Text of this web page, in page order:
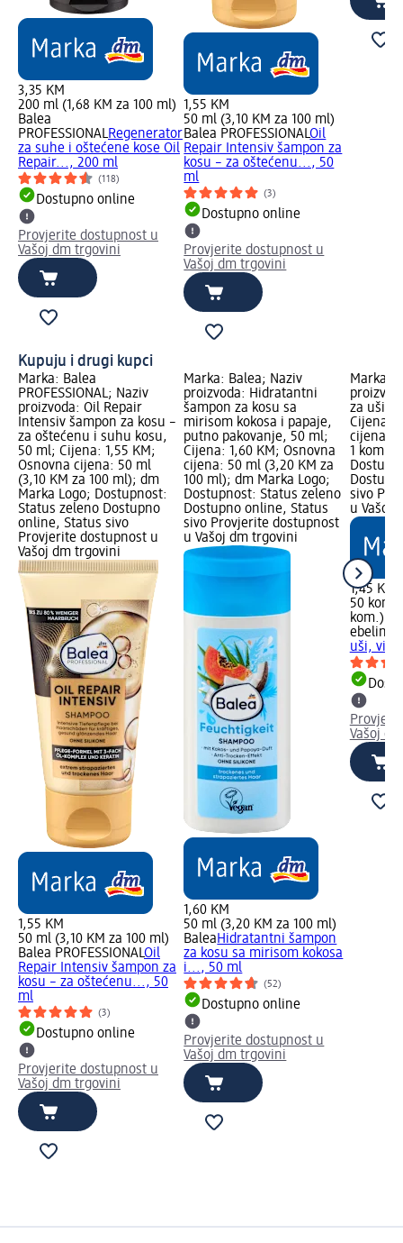
3,35 KM
200 ml (1,68 KM za 100 ml)
Balea
PROFESSIONALRegenerator
za suhe i oštećene kose Oil
Repair..., 200 ml
(118)
Dostupno online
Provjerite dostupnost u
Vašoj dm trgovini
1,55 KM
50 ml (3,10 KM za 100 ml)
Balea PROFESSIONALOil
Repair Intensiv šampon za
kosu – za oštećenu..., 50
ml
(3)
Dostupno online
Provjerite dostupnost u
Vašoj dm trgovini
Kupuju i drugi kupci
Marka: Balea
PROFESSIONAL; Naziv
proizvoda: Oil Repair
Intensiv šampon za kosu –
za oštećenu i suhu kosu,
50 ml; Cijena: 1,55 KM;
Osnovna cijena: 50 ml
(3,10 KM za 100 ml); dm
Marka Logo; Dostupnost:
Status zeleno Dostupno
online, Status sivo
Provjerite dostupnost u
Vašoj dm trgovini
1,55 KM
50 ml (3,10 KM za 100 ml)
Balea PROFESSIONALOil
Repair Intensiv šampon za
kosu – za oštećenu..., 50
ml
(3)
Dostupno online
Provjerite dostupnost u
Vašoj dm trgovini
Marka: Balea; Naziv
proizvoda: Hidratantni
šampon za kosu sa
mirisom kokosa i papaje,
putno pakovanje, 50 ml;
Cijena: 1,60 KM; Osnovna
cijena: 50 ml (3,20 KM za
100 ml); dm Marka Logo;
Dostupnost: Status zeleno
Dostupno online, Status
sivo Provjerite dostupnost
u Vašoj dm trgovini
1,60 KM
50 ml (3,20 KM za 100 ml)
BaleaHidratantni šampon
za kosu sa mirisom kokosa
i..., 50 ml
(52)
Dostupno online
Provjerite dostupnost u
Vašoj dm trgovini
Marka:
za uši,
Cijena:
cijena:
1 kom.);
sivo
u Vašoj
1,45 KM
50 kom.
kom.)
ebelin
uši, više
Vašoj